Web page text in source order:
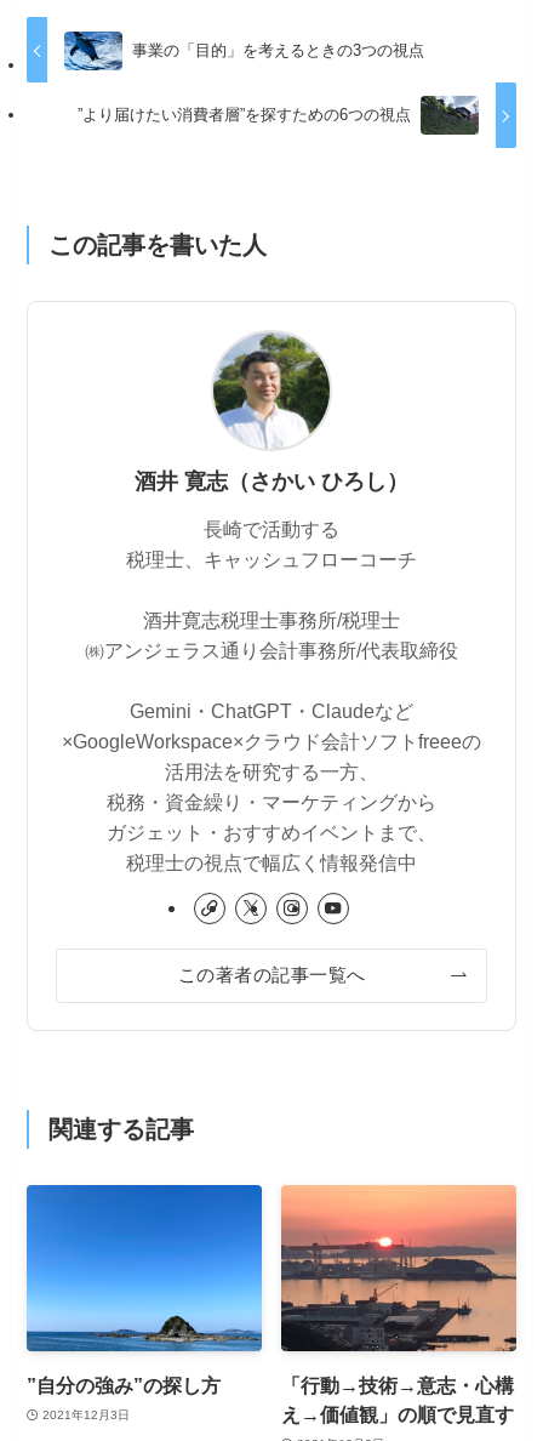
事業の「目的」を考えるときの3つの視点
”より届けたい消費者層”を探すための6つの視点
この記事を書いた人
酒井 寛志（さかい ひろし）
長崎で活動する
税理士、キャッシュフローコーチ
酒井寛志税理士事務所/税理士
㈱アンジェラス通り会計事務所/代表取締役
Gemini・ChatGPT・Claudeなど
×GoogleWorkspace×クラウド会計ソフトfreeeの
活用法を研究する一方、
税務・資金繰り・マーケティングから
ガジェット・おすすめイベントまで、
税理士の視点で幅広く情報発信中
この著者の記事一覧へ
関連する記事
”自分の強み”の探し方
2021年12月3日
「行動→技術→意志・心構
え→価値観」の順で見直す